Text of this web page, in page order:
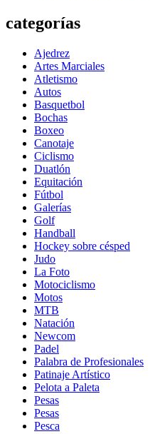
categorías
Ajedrez
Artes Marciales
Atletismo
Autos
Basquetbol
Bochas
Boxeo
Canotaje
Ciclismo
Duatlón
Equitación
Fútbol
Galerías
Golf
Handball
Hockey sobre césped
Judo
La Foto
Motociclismo
Motos
MTB
Natación
Newcom
Padel
Palabra de Profesionales
Patinaje Artístico
Pelota a Paleta
Pesas
Pesas
Pesca